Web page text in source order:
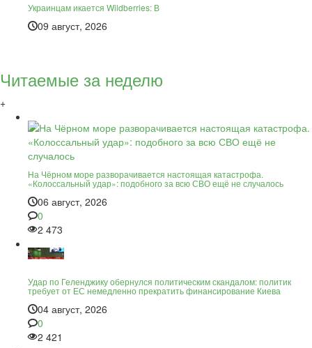
Украинцам икается Wildberries: В
09 август, 2026
Читаемые за неделю
+
На Чёрном море разворачивается настоящая катастрофа.
«Колоссальный удар»: подобного за всю СВО ещё не случалось
06 август, 2026
0
2 473
Удар по Геленджику обернулся политическим скандалом: политик
требует от ЕС немедленно прекратить финансирование Киева
04 август, 2026
0
2 421